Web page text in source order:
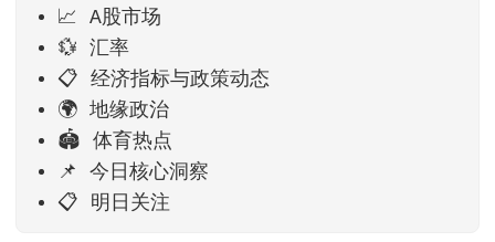
📈 A股市场
💱 汇率
📋 经济指标与政策动态
🌍 地缘政治
🏟️ 体育热点
📌 今日核心洞察
📋 明日关注